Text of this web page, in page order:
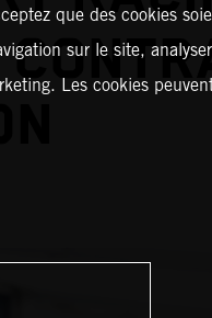
que des cookies
sur le site, analyser
Les cookies